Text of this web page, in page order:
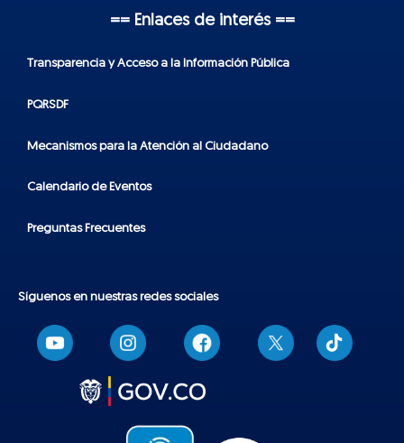
== Enlaces de interés ==
Transparencia y Acceso a la Información Pública
PQRSDF
Mecanismos para la Atención al Ciudadano
Calendario de Eventos
Preguntas Frecuentes
Síguenos en nuestras redes sociales
T
i
k